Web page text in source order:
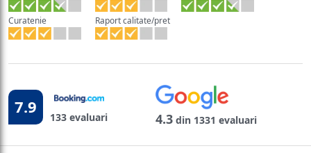
Curatenie Raport calitate/pret
7.9 133 evaluari 4.3 din 1331 evaluari